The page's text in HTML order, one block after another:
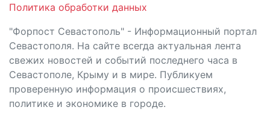
Политика обработки данных
"Форпост Севастополь" - Информационный портал
Севастополя. На сайте всегда актуальная лента
свежих новостей и событий последнего часа в
Севастополе, Крыму и в мире. Публикуем
проверенную информация о происшествиях,
политике и экономике в городе.